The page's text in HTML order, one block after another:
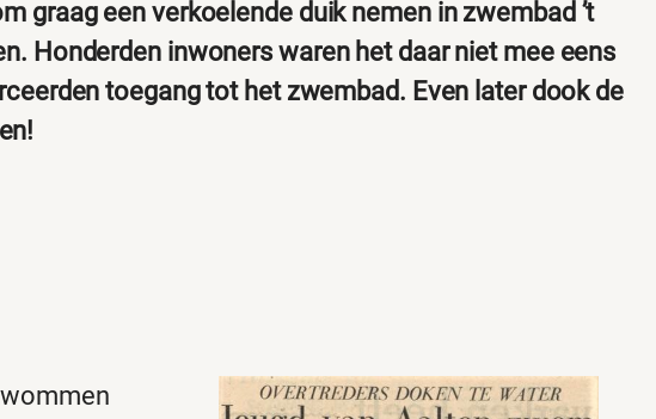
graag een verkoelende duik nemen in zwembad ’t
Honderden inwoners waren het daar niet mee eens
toegang tot het zwembad. Even later dook de